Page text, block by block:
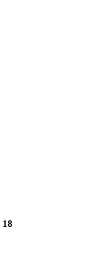
18